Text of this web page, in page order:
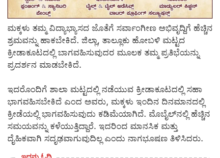
ಮಕ್ಕಳು ತಮ್ಮ ವಿದ್ಯಾಭ್ಯಾಸದ ಜೊತೆಗೆ ಸರ್ವಾಂಗೀಣ ಅಭಿವೃದ್ದಿಗೆ ಹೆಚ್ಚಿನ
ಶ್ರಮವನ್ನು ಹಾಕಬೇಕಿದೆ. ಜಿಲ್ಲಾ, ತಾಲ್ಲೂಕು ಹೋಬಳಿ ಮಟ್ಟದ
ಕ್ರೀಡಾಕೂಟದಲ್ಲಿ ಬಾಗವಹಿಸುವುದರ ಮೂಲಕ ತಮ್ಮ ಪ್ರತಿಭೆಯನ್ನು
ಪ್ರದರ್ಶನ ಮಾಡಬೇಕಿದೆ.
ಇದರೊಂದಿಗೆ ಶಾಲಾ ಮಟ್ಟದಲ್ಲಿ ನಡೆಯುವ ಕ್ರೀಡಾಕೂಟದಲ್ಲಿ ಸಹಾ
ಭಾಗವಹಿಸಬೇಕಿದೆ ಎಂದ ಅವರು, ಮಕ್ಕಳು ಇಂದಿನ ದಿನಮಾನದಲ್ಲಿ
ಕ್ರೀಡೆಯಲ್ಲಿ ಭಾಗವಹಿಸುವುದು ಕಡಿಮೆಯಾಗಿದೆ. ಮೊಬೈಲ್‍ನಲ್ಲಿ ಹೆಚ್ಚಿನ
ಸಮಯವನ್ನು ಕಳೆಯುತ್ತಿದ್ದಾರೆ. ಇದರಿಂದ ಮಾನಸಿಕ ಮತ್ತು
ದೈಹಿಕವಾಗಿ ಸದೃಢವಾಗುವುದಿಲ್ಲ ಎಂದು ನಾಗಭೂಷಣ ತಿಳಿಸಿದರು.